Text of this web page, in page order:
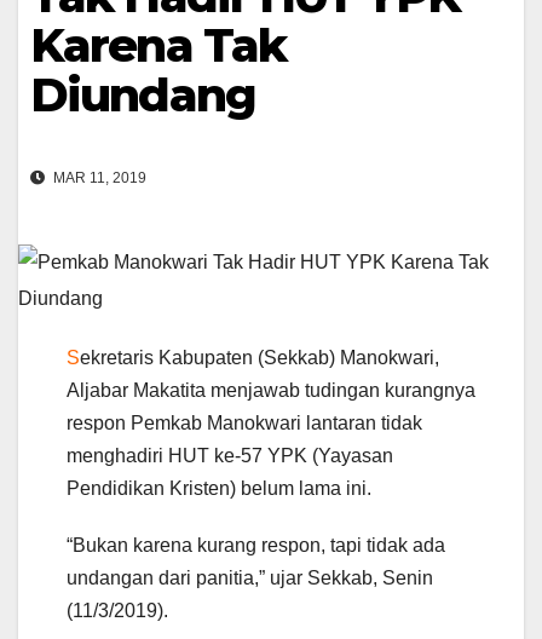
Karena Tak
Diundang
MAR 11, 2019
Sekretaris Kabupaten (Sekkab) Manokwari,
Aljabar Makatita menjawab tudingan kurangnya
respon Pemkab Manokwari lantaran tidak
menghadiri HUT ke-57 YPK (Yayasan
Pendidikan Kristen) belum lama ini.
“Bukan karena kurang respon, tapi tidak ada
undangan dari panitia,” ujar Sekkab, Senin
(11/3/2019).